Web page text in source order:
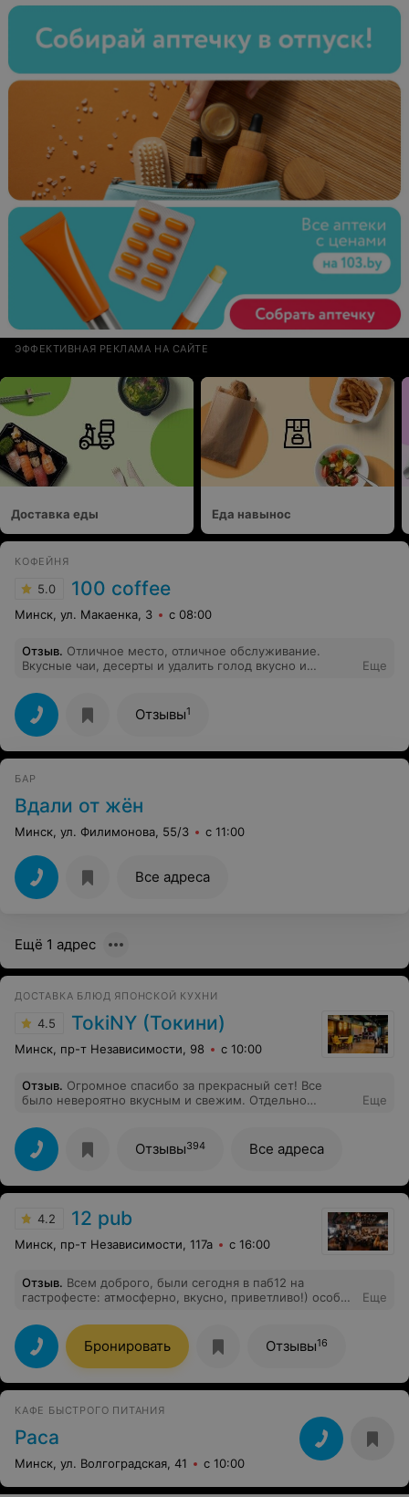
ЭФФЕКТИВНАЯ РЕКЛАМА НА САЙТЕ
Доставка еды Еда навынос
КОФЕЙНЯ
5.0 100 coffee
Минск, ул. Макаенка, 3 с 08:00
Отзыв. Отличное место, отличное обслуживание.
Вкусные чаи, десерты и удалить голод вкусно и
Еще
Отзывы1
БАР
Вдали от жён
Минск, ул. Филимонова, 55/3 с 11:00
Все адреса
Ещё 1 адрес
ДОСТАВКА БЛЮД ЯПОНСКОЙ КУХНИ
4.5 TokiNY (Токини)
Минск, пр-т Независимости, 98 с 10:00
Отзыв. Огромное спасибо за прекрасный сет! Все
было невероятно вкусным и свежим. Отдельно
атмосферу заведения. Также хочу обратить внимание,
что за покупку начисляются бонусные баллы, которые
позволяют получать приятные скидки .Отличная идея,
позволяющая клиентам чаще радовать себя любимыми
блюдами. Еще раз благодарю за великолепный вечер и
Еще
Отзывы394 Все адреса
4.2 12 pub
Минск, пр-т Независимости, 117а с 16:00
Отзыв. Всем доброго, были сегодня в паб12 на
гастрофесте: атмосферно, вкусно, приветливо!) особая
несмотря на то, что загруженность заведения полная,
с улыбкой и вниманием!) Рекомендую)
Еще
Бронировать Отзывы16
КАФЕ БЫСТРОГО ПИТАНИЯ
Раса
Минск, ул. Волгоградская, 41 с 10:00